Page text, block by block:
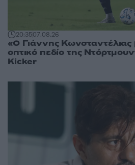
20:3507.08.26
«Ο Γιάννης Κωνσταντέλιας
οπτικό πεδίο της
Kicker